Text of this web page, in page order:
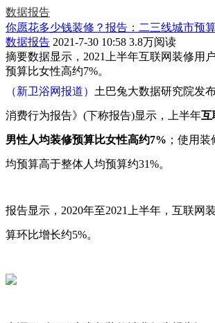
数据报告
你愿花多少钱装修？报告：二三线城市预
数据报告 2021-7-30 10:58 3.8万阅读
摘要数据显示，2021上半年互联网装修用
预算比女性高约7%。
（新卫浴网报道） 土巴兔大数据研究院发
消费行为报告》(下称报告)显示，上半年互
男性人均装修预算比女性高约7% ；使用
均预算高于整体人均预算约31%。
报告显示，2020年至2021上半年，互联网
算环比增长约5%。